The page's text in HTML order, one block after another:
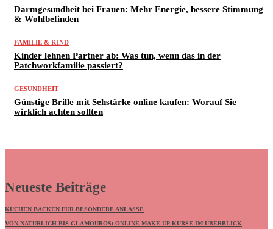
Darmgesundheit bei Frauen: Mehr Energie, bessere Stimmung
& Wohlbefinden
FAMILIE & KIND
Kinder lehnen Partner ab: Was tun, wenn das in der
Patchworkfamilie passiert?
GESUNDHEIT
Günstige Brille mit Sehstärke online kaufen: Worauf Sie
wirklich achten sollten
Neueste Beiträge
KUCHEN BACKEN FÜR BESONDERE ANLÄSSE
VON NATÜRLICH BIS GLAMOURÖS: ONLINE-MAKE-UP-KURSE IM ÜBERBLICK